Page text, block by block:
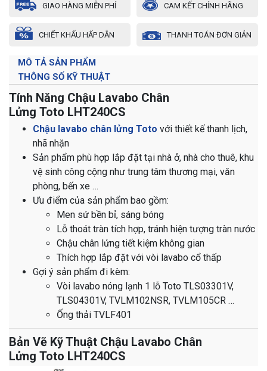
GIAO HÀNG MIỄN PHÍ CAM KẾT CHÍNH HÃNG
CHIẾT KHẤU HẤP DẪN THANH TOÁN ĐƠN GIẢN
MÔ TẢ SẢN PHẨM
THÔNG SỐ KỸ THUẬT
Tính Năng Chậu Lavabo Chân
Lửng Toto LHT240CS
Chậu lavabo chân lửng Toto với thiết kế thanh lịch,
nhã nhặn
Sản phẩm phù hợp lắp đặt tại nhà ở, nhà cho thuê, khu
vệ sinh công cộng như trung tâm thương mại, văn
phòng, bến xe …
Ưu điểm của sản phẩm bao gồm:
Men sứ bền bỉ, sáng bóng
Lỗ thoát tràn tích hợp, tránh hiện tượng tràn nước
Chậu chân lửng tiết kiệm không gian
Thích hợp lắp đặt với vòi lavabo cổ thấp
Gợi ý sản phẩm đi kèm:
Vòi lavabo nóng lạnh 1 lỗ Toto TLS03301V,
TLS04301V, TVLM102NSR, TVLM105CR …
Ống thải TVLF401
Bản Vẽ Kỹ Thuật Chậu Lavabo Chân
Lửng Toto LHT240CS